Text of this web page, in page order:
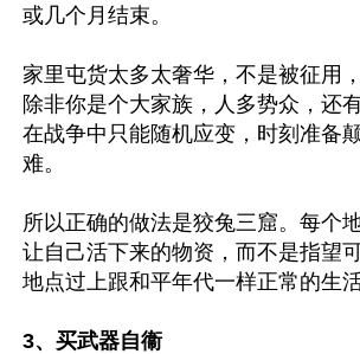
或几个月结束。
家里屯货太多太奢华，不是被征用
除非你是个大家族，人多势众，还
在战争中只能随机应变，时刻准备
难。
所以正确的做法是狡兔三窟。每个
让自己活下来的物资，而不是指望
地点过上跟和平年代一样正常的生活
3、买武器自衞